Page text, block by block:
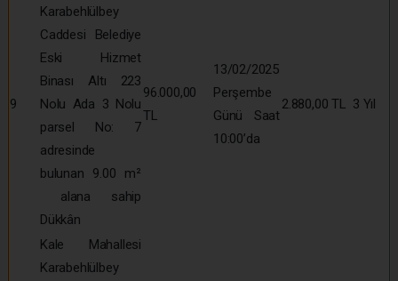
9
Karabehlülbey
Caddesi Belediye
Eski Hizmet
Binası Altı 223
Nolu Ada 3 Nolu
parsel No: 7
adresinde
bulunan 9.00 m²
alana sahip
Dükkân
96.000,00
TL
13/02/2025
Perşembe
Günü Saat
10:00’da
2.880,00 TL 3 Yıl
Kale Mahallesi
Karabehlülbey